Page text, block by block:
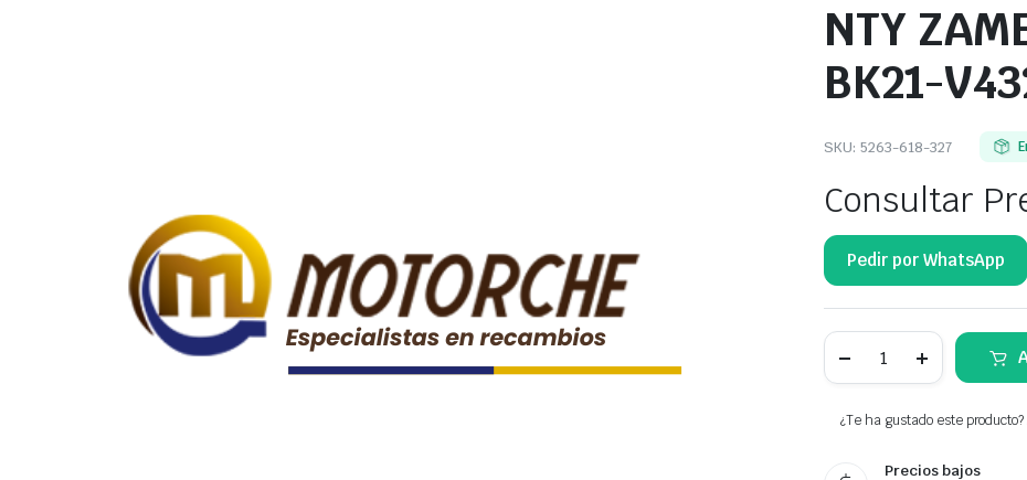
NTY
BK21-
SKU: 5263-618-327
Consultar
Pedir por WhatsApp
ZAMEK
BK21-
V43288-
cantidad
¿Te ha gustado este
Precios bajos